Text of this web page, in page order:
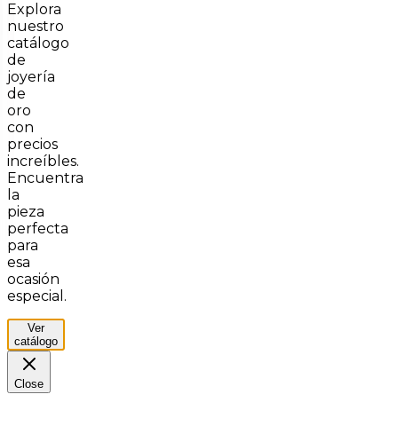
Explora
nuestro
catálogo
de
joyería
de
oro
con
precios
increíbles.
Encuentra
la
pieza
perfecta
para
esa
ocasión
especial.
Ver
catálogo
Close